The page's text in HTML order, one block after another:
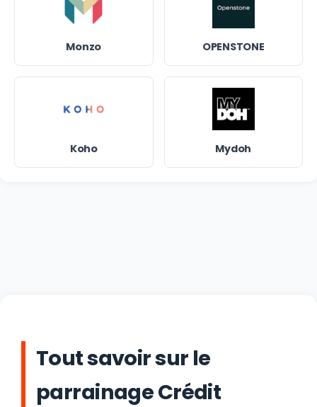
Monzo OPENSTONE
Koho Mydoh
Tout savoir sur le
parrainage Crédit